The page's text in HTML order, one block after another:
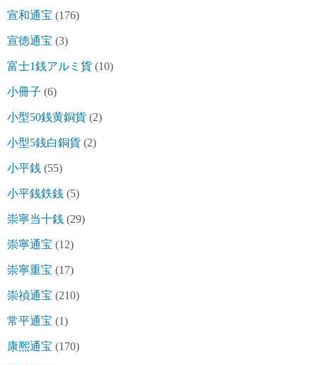
宣和通宝 (176)
宣徳通宝 (3)
富士1銭アルミ貨 (10)
小冊子 (6)
小型50銭黄銅貨 (2)
小型5銭白銅貨 (2)
小平銭 (55)
小平銭鉄銭 (5)
崇寧当十銭 (29)
崇寧通宝 (12)
崇寧重宝 (17)
崇禎通宝 (210)
常平通宝 (1)
康熈通宝 (170)